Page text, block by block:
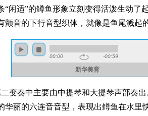
“闲适”的鳟鱼形象立刻变得活泼生动了
颤音的下行音型织体，就像是鱼尾溅起
变奏中主要由中提琴和大提琴声部奏
华丽的六连音音型，表现出鳟鱼在水里